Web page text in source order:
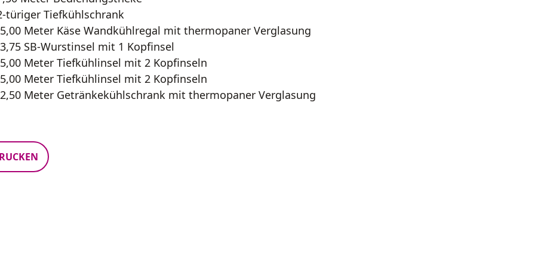
türiger Tiefkühlschrank
5,00 Meter Käse Wandkühlregal mit thermopaner Verglasung
3,75 SB-Wurstinsel mit 1 Kopfinsel
5,00 Meter Tiefkühlinsel mit 2 Kopfinseln
5,00 Meter Tiefkühlinsel mit 2 Kopfinseln
2,50 Meter Getränkekühlschrank mit thermopaner Verglasung